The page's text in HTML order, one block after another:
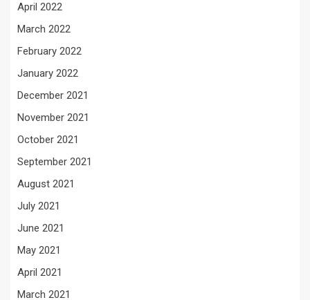
April 2022
March 2022
February 2022
January 2022
December 2021
November 2021
October 2021
September 2021
August 2021
July 2021
June 2021
May 2021
April 2021
March 2021